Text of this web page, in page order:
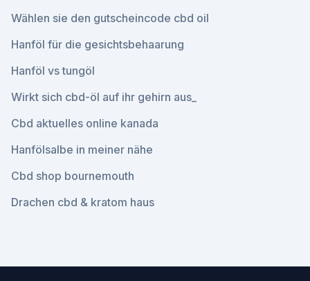
Wählen sie den gutscheincode cbd oil
Hanföl für die gesichtsbehaarung
Hanföl vs tungöl
Wirkt sich cbd-öl auf ihr gehirn aus_
Cbd aktuelles online kanada
Hanfölsalbe in meiner nähe
Cbd shop bournemouth
Drachen cbd & kratom haus